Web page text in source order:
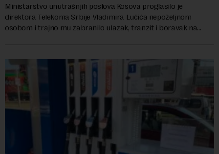
Ministarstvo unutrašnjih poslova Kosova proglasilo je
direktora Telekoma Srbije Vladimira Lučića nepoželjnom
osobom i trajno mu zabranilo ulazak, tranzit i boravak na